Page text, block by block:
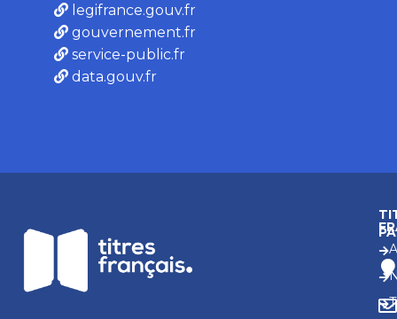
legifrance.gouv.fr
gouvernement.fr
service-public.fr
data.gouv.fr